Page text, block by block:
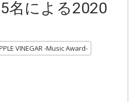
5名による2020
VINEGAR -Music Award-